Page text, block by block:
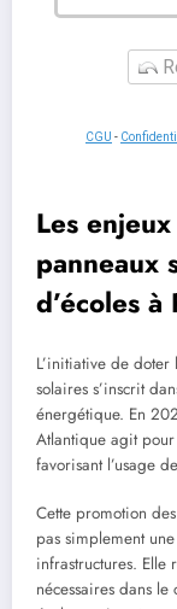
CGU -
Les
panneaux
d’écoles à
L’initiative de doter
solaires s’inscrit
énergétique. En
Atlantique agit
favorisant l’usage
Cette promotion
pas simplement
infrastructures. Elle
nécessaires dans